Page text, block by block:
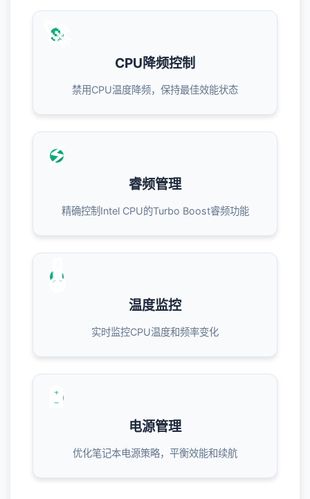
🚀
CPU降频控制
禁用CPU温度降频，保持最佳效能状态
⚡
睿频管理
精确控制Intel CPU的Turbo Boost睿频功能
🌡️
温度监控
实时监控CPU温度和频率变化
🔋
电源管理
优化笔记本电源策略，平衡效能和续航